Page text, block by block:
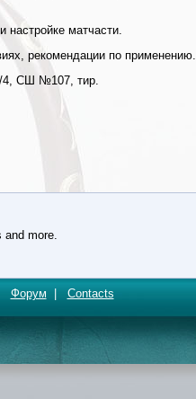
настройке матчасти.
рекомендации по применению.
4, СШ №107, тир.
and more.
Форум Contacts